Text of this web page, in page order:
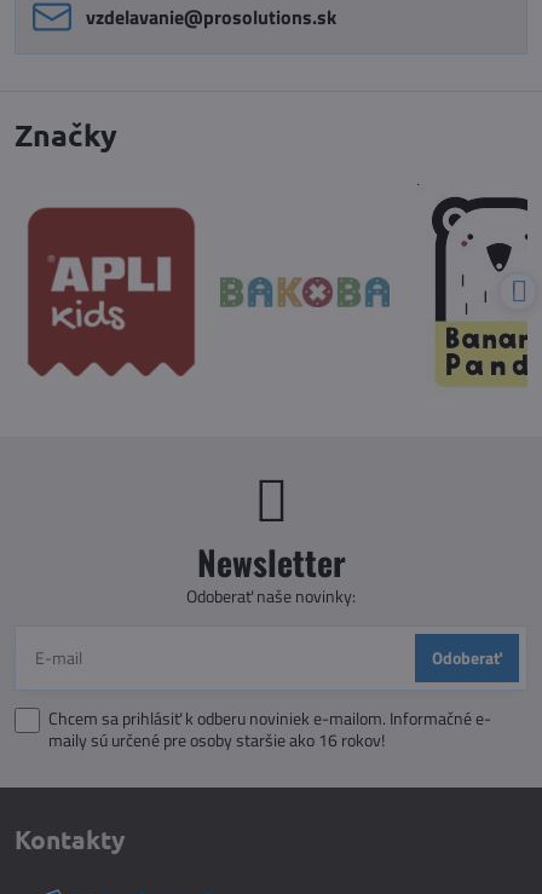
vzdelavanie​@prosolutions​.sk
Značky
Newsletter
Odoberať naše novinky:
Odoberať
Chcem sa prihlásiť k odberu noviniek e-mailom. Informačné e-
maily sú určené pre osoby staršie ako 16 rokov!
Kontakty